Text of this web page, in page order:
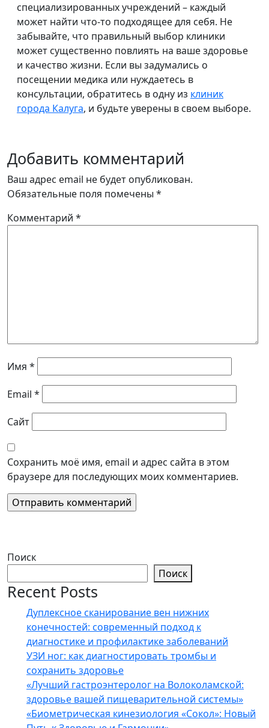
специализированных учреждений – каждый
может найти что-то подходящее для себя. Не
забывайте, что правильный выбор клиники
может существенно повлиять на ваше здоровье
и качество жизни. Если вы задумались о
посещении медика или нуждаетесь в
консультации, обратитесь в одну из клиник
города Калуга, и будьте уверены в своем выборе.
Добавить комментарий
Ваш адрес email не будет опубликован.
Обязательные поля помечены *
Комментарий *
Имя *
Email *
Сайт
Сохранить моё имя, email и адрес сайта в этом
браузере для последующих моих комментариев.
Поиск
Поиск
Recent Posts
Дуплексное сканирование вен нижних
конечностей: современный подход к
диагностике и профилактике заболеваний
УЗИ ног: как диагностировать тромбы и
сохранить здоровье
«Лучший гастроэнтеролог на Волоколамской:
здоровье вашей пищеварительной системы»
«Биометрическая кинезиология «Сокол»: Новый